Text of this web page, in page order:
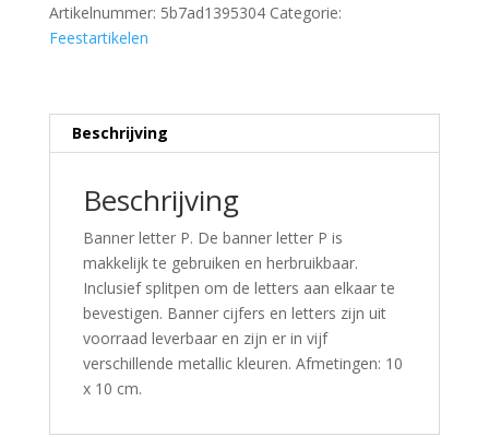
Artikelnummer: 5b7ad1395304 Categorie:
Feestartikelen
Beschrijving
Beschrijving
Banner letter P. De banner letter P is
makkelijk te gebruiken en herbruikbaar.
Inclusief splitpen om de letters aan elkaar te
bevestigen. Banner cijfers en letters zijn uit
voorraad leverbaar en zijn er in vijf
verschillende metallic kleuren. Afmetingen: 10
x 10 cm.